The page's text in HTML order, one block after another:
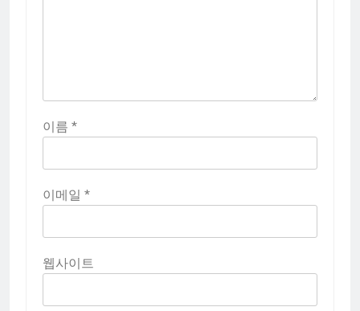
이름 *
이메일 *
웹사이트